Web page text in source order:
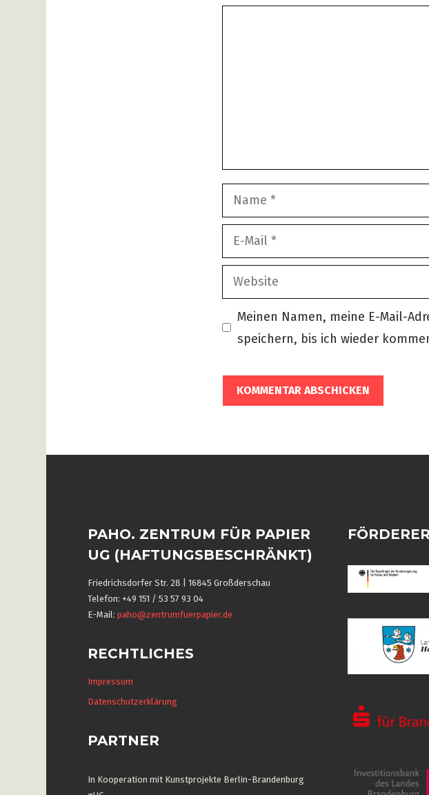
Name
Mail
Website
Meinen Namen, meine E-Mail-
speichern, bis ich wieder
PAHO. ZENTRUM FÜR PAPIER
UG (HAFTUNGSBESCHRÄNKT)
Friedrichsdorfer Str. 28 | 16845 Großderschau
Telefon: +49 151 / 53 57 93 04
E-Mail:paho@zentrumfuerpapier.de
RECHTLICHES
Impressum
Datenschutzerklärung
PARTNER
In Kooperation mit Kunstprojekte Berlin-Brandenburg
FÖRDERER